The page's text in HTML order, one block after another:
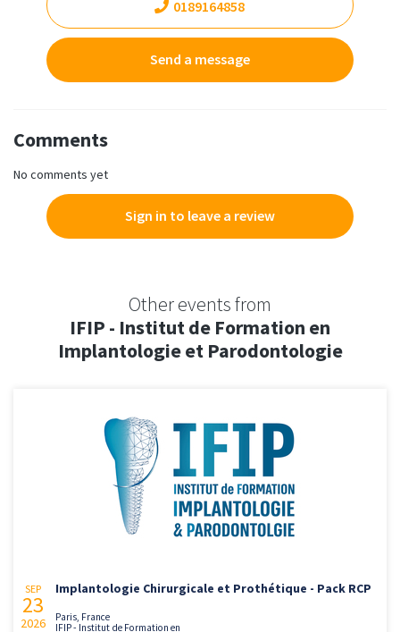
0189164858
Send a message
Comments
No comments yet
Sign in to leave a review
Other events from
IFIP - Institut de Formation en
Implantologie et Parodontologie
SEP
23
2026
Implantologie Chirurgicale et Prothétique - Pack RCP
Paris, France
IFIP - Institut de Formation en